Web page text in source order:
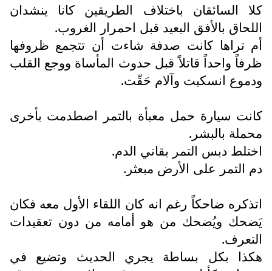
كلا السائقان باختلاف الطريقين كانا ينشدان
اللحاق بالأفق البعيد قبل احمرار الغروب.
أم تراها كانت صدفة شاءت أن تتجمع ظروفها
ظرفاً واحداً قاتلاً قبل حدوث المأساة ووجع القلب
ودموع انسكبت وآلام حَقّت.
كانت سيارة حمل معبأة بالتمر اصطدمت بأخرى
محملة بالبشر.
اختلط دبس التمر بقاني الدم.
دم التمر على الأرض مبعثر.
اتذكره ضاحكاً رغم انه كان اللقاء الأول معه فكان
يَضحك ويُضحك من هو أمامه من دون تعقيدات
التعرف.
هكذا بكل بساطة يجري الحديث وتضيع في